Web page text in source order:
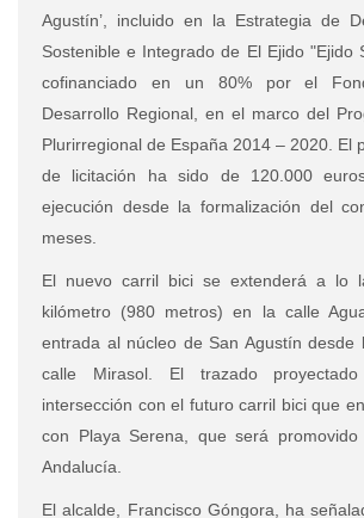
Agustín’, incluido en la Estrategia de
Sostenible e Integrado de El Ejido "Ejido
cofinanciado en un 80% por el
Desarrollo Regional, en el marco del
Plurirregional de España 2014 – 2020. El
de licitación ha sido de 120.000
ejecución desde la formalización del
meses.
El nuevo carril bici se extenderá a lo
kilómetro (980 metros) en la calle
entrada al núcleo de San Agustín desde
calle Mirasol. El trazado
intersección con el futuro carril bici que
con Playa Serena, que será
Andalucía.
El alcalde, Francisco Góngora, ha